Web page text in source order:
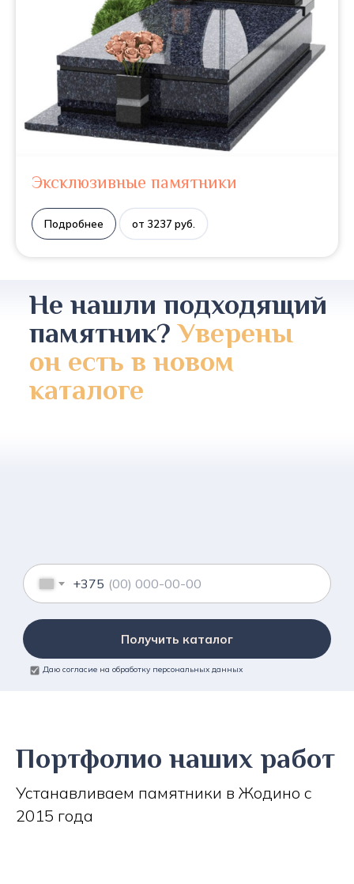
Эксклюзивные памятники
Подробнее от 3237 руб.
Не нашли подходящий
памятник?Уверены
он есть в новом
каталоге
+375
Получить каталог
Даю согласие на обработку персональных данных
Портфолио наших работ
Устанавливаем памятники в Жодино с
2015 года